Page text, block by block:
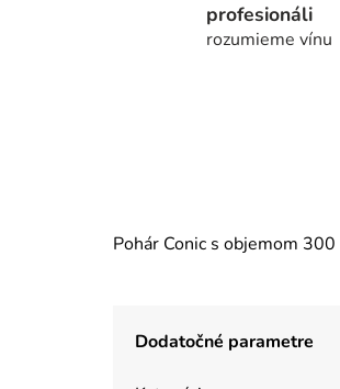
profesionáli
rozumieme vínu
Pohár Conic s objemom
Dodatočné parametre